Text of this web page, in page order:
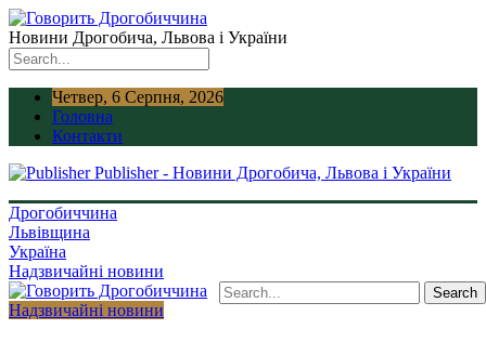
Новини Дрогобича, Львова і України
Четвер, 6 Серпня, 2026
Головна
Контакти
Publisher - Новини Дрогобича, Львова і України
Дрогобиччина
Львівщина
Україна
Надзвичайні новини
Надзвичайні новини